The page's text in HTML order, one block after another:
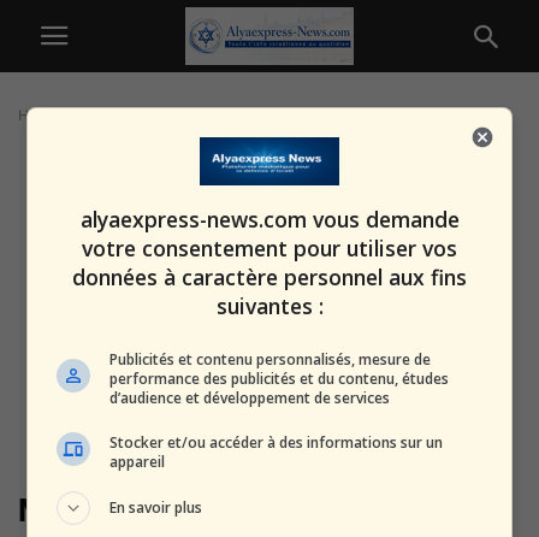
Home
Moscou
alyaexpress-news.com vous demande
votre consentement pour utiliser vos
données à caractère personnel aux fins
suivantes :
Publicités et contenu personnalisés, mesure de
performance des publicités et du contenu, études
d’audience et développement de services
Stocker et/ou accéder à des informations sur un
appareil
En savoir plus